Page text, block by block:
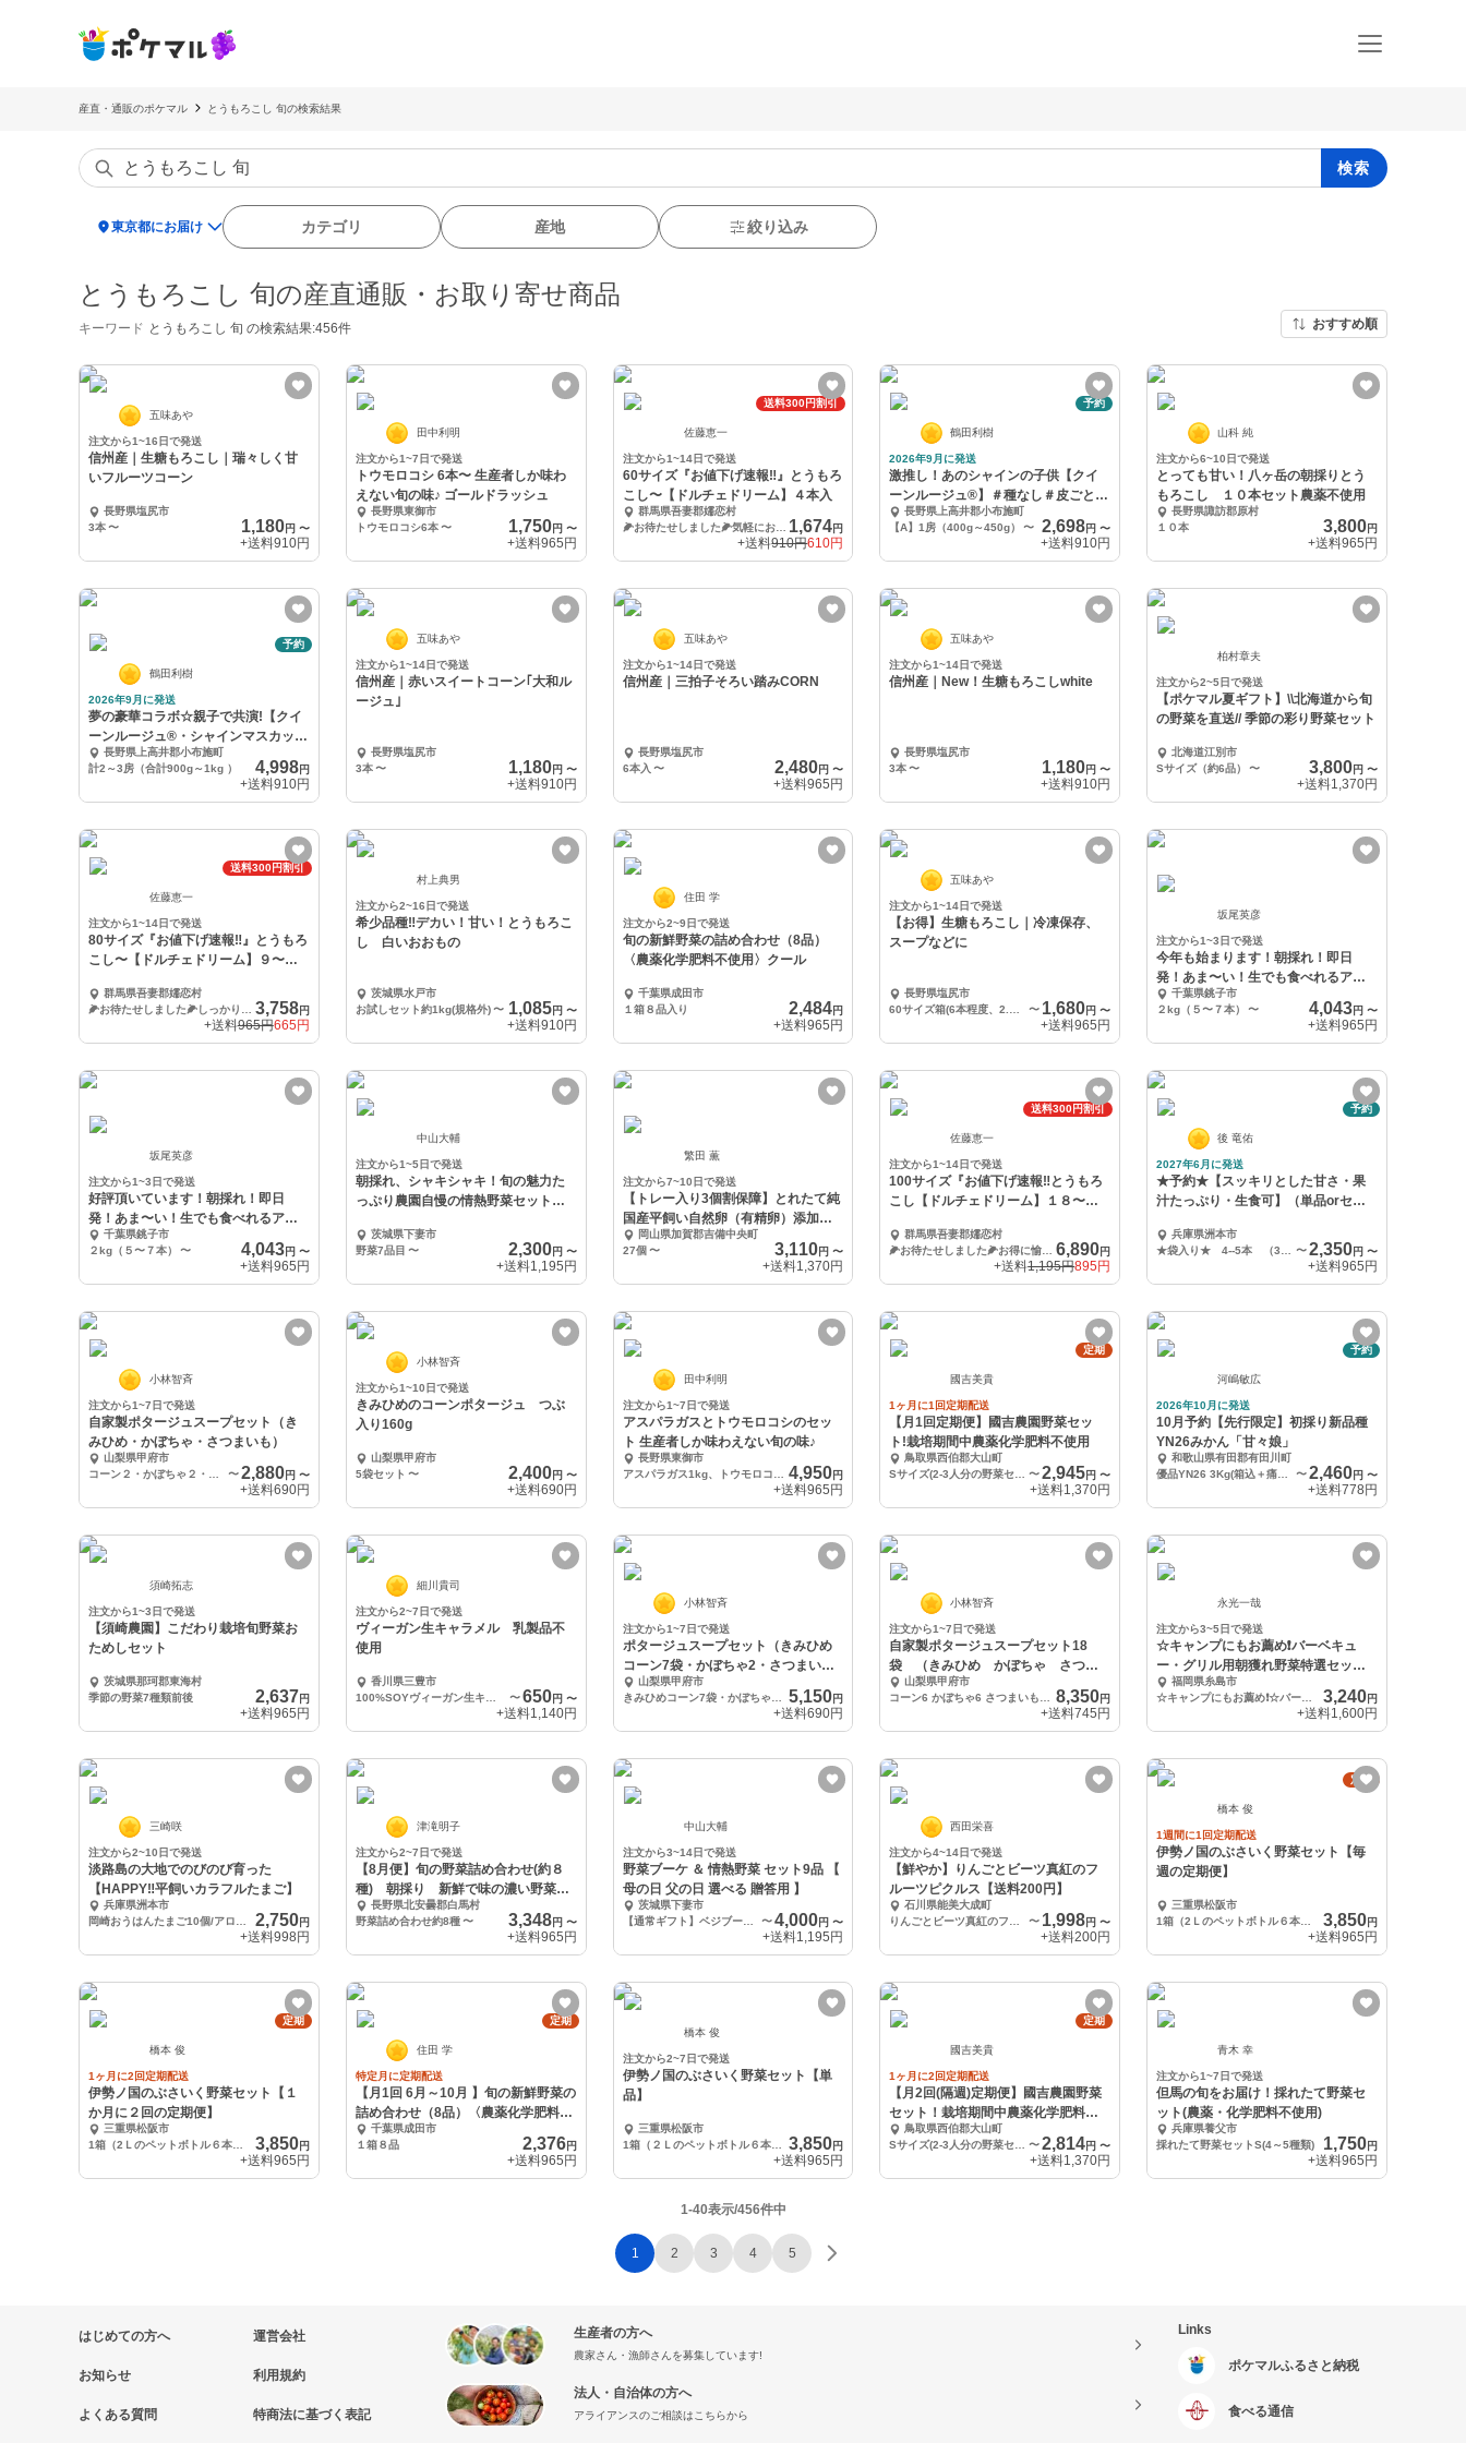
産直・通販のポケマル とうもろこし 旬の検索結果
検索
location_on東京都にお届け カテゴリ 産地 絞り込み
とうもろこし 旬の産直通販・お取り寄せ商品
キーワード とうもろこし 旬 の検索結果:456件 おすすめ順
五味あや
注文から1~16日で発送
信州産｜生糖もろこし｜瑞々しく甘
いフルーツコーン
長野県塩尻市
3本〜 1,180円 〜
+送料910円
田中利明
注文から1~7日で発送
トウモロコシ 6本〜 生産者しか味わ
えない旬の味♪ ゴールドラッシュ
長野県東御市
トウモロコシ6本 〜 1,750円 〜
+送料965円
送料300円割引
佐藤恵一
注文から1~14日で発送
60サイズ『お値下げ速報‼️』とうもろ
こし〜【ドルチェドリーム】４本入
群馬県吾妻郡嬬恋村
🌽お待たせしました🌽気軽におためし４本入
1,674円
+送料910円610円
予約
鶴田利樹
2026年9月に発送
激推し！あのシャインの子供【クイ
ーンルージュ®️】＃種なし＃皮ごと食
べれる！
長野県上高井郡小布施町
【A】1房（400g～450g）
〜 2,698円〜
+送料910円
山科 純
注文から6~10日で発送
とっても甘い！八ヶ岳の朝採りとう
もろこし １０本セット農薬不使用
長野県諏訪郡原村
１０本
3,800円
+送料965円
予約
鶴田利樹
2026年9月に発送
夢の豪華コラボ☆親子で共演!【クイ
ーンルージュ®・シャインマスカッ
ト】親子セット
長野県上高井郡小布施町
計2～3房（合計900g～1kg ）
4,998円
+送料910円
五味あや
注文から1~14日で発送
信州産｜赤いスイートコーン｢大和ル
ージュ｣
長野県塩尻市
3本 〜 1,180円 〜
+送料910円
五味あや
注文から1~14日で発送
信州産｜三拍子そろい踏みCORN
長野県塩尻市
6本入 〜 2,480円〜
+送料965円
五味あや
注文から1~14日で発送
信州産｜New！生糖もろこしwhite
長野県塩尻市
3本 〜 1,180円〜
+送料910円
柏村章夫
注文から2~5日で発送
【ポケマル夏ギフト】\\北海道から旬
の野菜を直送// 季節の彩り野菜セット
北海道江別市
Sサイズ（約6品）
〜 3,800円 〜
+送料1,370円
送料300円割引
佐藤恵一
注文から1~14日で発送
80サイズ『お値下げ速報‼️』とうもろ
こし〜【ドルチェドリーム】９〜１
群馬県吾妻郡嬬恋村
3,758円
+送料965円665円
村上典男
注文から2~16日で発送
希少品種‼️デカい！甘い！とうもろこ
し 白いおおもの
茨城県水戸市
お試しセット約1kg(規格外) 〜 1,085円 〜
+送料910円
住田 学
注文から2~9日で発送
旬の新鮮野菜の詰め合わせ（8品）
〈農薬化学肥料不使用〉クール
千葉県成田市
１箱８品入り
2,484円
+送料965円
五味あや
注文から1~14日で発送
【お得】生糖もろこし｜冷凍保存、
スープなどに
長野県塩尻市
〜 1,680円〜
+送料965円
坂尾英彦
注文から1~3日で発送
今年も始まります！朝採れ！即日
発！あま〜い！生でも食べれるアフ
ロコーン2026！
千葉県銚子市
２kg（５〜７本）
〜 4,043円 〜
+送料965円
坂尾英彦
注文から1~3日で発送
好評頂いています！朝採れ！即日
発！あま〜い！生でも食べれるアフ
ロコーン2026！
千葉県銚子市
２kg（５〜７本）
〜 4,043円 〜
+送料965円
中山大輔
注文から1~5日で発送
朝採れ、シャキシャキ！旬の魅力た
っぷり農園自慢の情熱野菜セット★7
茨城県下妻市
野菜7品目 〜 2,300円 〜
+送料1,195円
繁田 薫
注文から7~10日で発送
【トレー入り3個割保障】とれたて純
国産平飼い自然卵（有精卵）添加物
／保存料不使用
岡山県加賀郡吉備中央町
27個 〜 3,110円〜
+送料1,370円
送料300円割引
佐藤恵一
注文から1~14日で発送
100サイズ『お値下げ速報‼️とうもろ
こし【ドルチェドリーム】１８〜２
群馬県吾妻郡嬬恋村
6,890円
+送料1,195円895円
予約
後 竜佑
2027年6月に発送
★予約★【スッキリとした甘さ・果
汁たっぷり・生食可】（単品orセッ
兵庫県洲本市
〜2,350円 〜
+送料965円
小林智斉
注文から1~7日で発送
自家製ポタージュスープセット（き
みひめ・かぼちゃ・さつまいも）
山梨県甲府市
〜 2,880円 〜
+送料690円
小林智斉
注文から1~10日で発送
きみひめのコーンポタージュ つぶ
入り160g
山梨県甲府市
5袋セット 〜 2,400円 〜
+送料690円
田中利明
注文から1~7日で発送
アスパラガスとトウモロコシのセッ
ト 生産者しか味わえない旬の味♪
長野県東御市
4,950円
+送料965円
定期
國吉美貴
1ヶ月に1回定期配送
【月1回定期便】國吉農園野菜セッ
ト!栽培期間中農薬化学肥料不使用
鳥取県西伯郡大山町
〜2,945円〜
+送料1,370円
予約
河嶋敏広
2026年10月に発送
10月予約【先行限定】初採り新品種
YN26みかん「甘々娘」
和歌山県有田郡有田川町
〜2,460円 〜
+送料778円
須崎拓志
注文から1~3日で発送
【須崎農園】こだわり栽培旬野菜お
ためしセット
茨城県那珂郡東海村
季節の野菜7種類前後
2,637 円
+送料965円
細川貴司
注文から2~7日で発送
ヴィーガン生キャラメル 乳製品不
使用
香川県三豊市
〜 650円 〜
+送料1,140円
小林智斉
注文から1~7日で発送
ポタージュスープセット（きみひめ
コーン7袋・かぼちゃ2・さつまいも
2）山梨県甲府市
5,150円
+送料690円
小林智斉
注文から1~7日で発送
自家製ポタージュスープセット18
袋 （きみひめ かぼちゃ さつま
いも）
山梨県甲府市
8,350円
+送料745円
永光一哉
注文から3~5日で発送
☆キャンプにもお薦め❗️バーベキュ
ー・グリル用朝獲れ野菜特選セッ
ト・福岡県糸島産
福岡県糸島市
3,240円
+送料1,600円
三崎咲
注文から2~10日で発送
淡路島の大地でのびのび育った
【HAPPY‼️平飼いカラフルたまご】
兵庫県洲本市
2,750円
+送料998円
津滝明子
注文から2~7日で発送
【8月便】旬の野菜詰め合わせ(約８
種) 朝採り 新鮮で味の濃い野菜た
ち 長野県北安曇郡白馬村
野菜詰め合わせ約8種 〜 3,348円 〜
+送料965円
中山大輔
注文から3~14日で発送
野菜ブーケ ＆ 情熱野菜 セット9品 【
母の日 父の日 選べる 贈答用 】
茨城県下妻市
【通常ギフト】ベジブーケと野菜９品
〜 4,000円〜
+送料1,195円
西田栄喜
注文から4~14日で発送
【鮮やか】りんごとビーツ真紅のフ
ルーツピクルス【送料200円】
石川県能美大成町
〜 1,998円〜
+送料200円
定期
橋本 俊
1週間に1回定期配送
伊勢ノ国のぶさいく野菜セット【毎
週の定期便】
三重県松阪市
3,850円
+送料965円
定期
橋本 俊
1ヶ月に2回定期配送
伊勢ノ国のぶさいく野菜セット【１
か月に２回の定期便】
三重県松阪市
3,850円
+送料965円
定期
住田 学
特定月に定期配送
【月1回 6月～10月 】旬の新鮮野菜の
詰め合わせ（8品）〈農薬化学肥料不
使〉千葉県成田市
１箱８品
2,376円
+送料965円
橋本 俊
注文から2~7日で発送
伊勢ノ国のぶさいく野菜セット【単
品】
三重県松阪市
1箱（２Ｌのペットボトル６本分）
3,850円
+送料965円
定期
國吉美貴
1ヶ月に2回定期配送
【月2回(隔週)定期便】國吉農園野菜
セット！栽培期間中農薬化学肥料不
使用鳥取県西伯郡大山町
〜2,814円〜
+送料1,370円
青木 幸
注文から1~7日で発送
但馬の旬をお届け！採れたて野菜セ
ット(農薬・化学肥料不使用)
兵庫県養父市
採れたて野菜セットS(4～5種類)
1,750円
+送料965円
1-40表示/456件中
1 2 3 4 5
はじめての方へ
お知らせ
よくある質問
運営会社
利用規約
特商法に基づく表記
生産者の方へ
農家さん・漁師さんを募集しています!
法人・自治体の方へ
アライアンスのご相談はこちらから
Links
ポケマルふるさと納税
食べる通信